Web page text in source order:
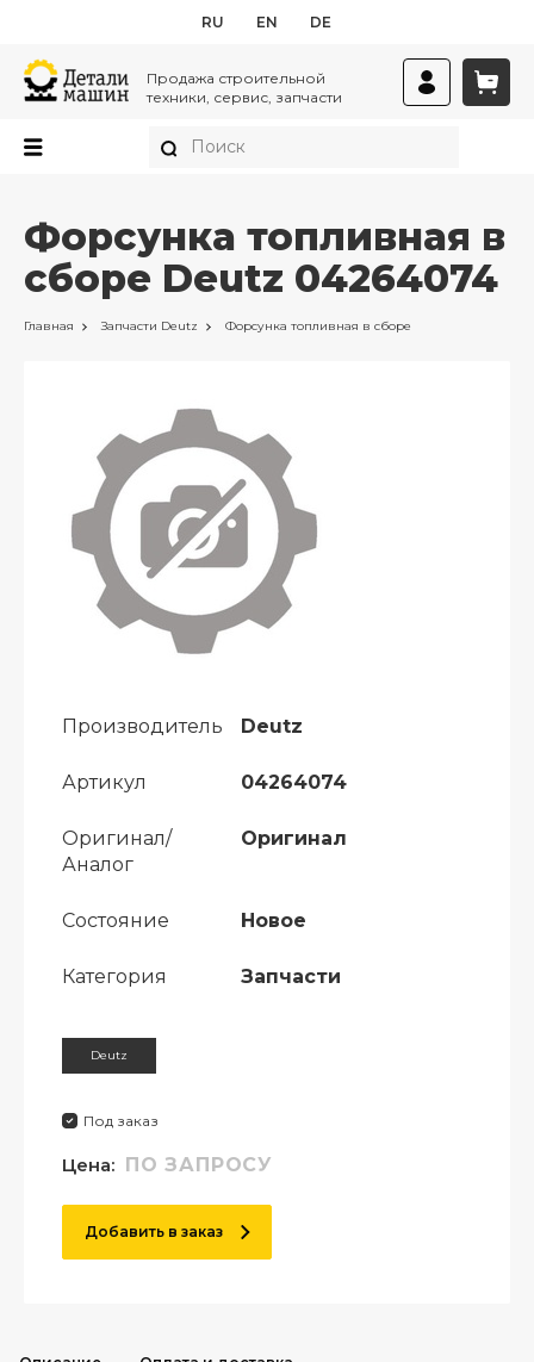
RU EN DE
Продажа строительной
техники, сервис, запчасти
Форсунка топливная в
сборе Deutz 04264074
Главная Запчасти Deutz Форсунка топливная в сборе
Производитель Deutz
Артикул 04264074
Оригинал/
Аналог
Оригинал
Состояние Новое
Категория Запчасти
Deutz
Под заказ
Цена: ПО ЗАПРОСУ
Добавить в заказ